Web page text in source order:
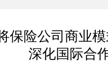
保险公司商业
深化国际合